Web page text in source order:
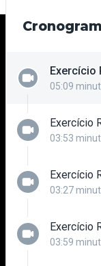
Exercício
05:09
Exercício
03:53
Exercício
03:27
Exercício
03:59